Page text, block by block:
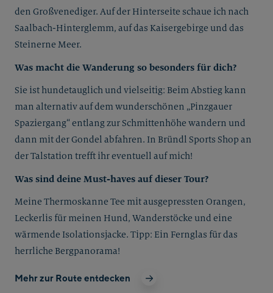
den Großvenediger. Auf der Hinterseite schaue ich nach
Saalbach-Hinterglemm, auf das Kaisergebirge und das
Steinerne Meer.
Was macht die Wanderung so besonders für dich?
Sie ist hundetauglich und vielseitig: Beim Abstieg kann
man alternativ auf dem wunderschönen „Pinzgauer
Spaziergang“ entlang zur Schmittenhöhe wandern und
dann mit der Gondel abfahren. In Bründl Sports Shop an
der Talstation trefft ihr eventuell auf mich!
Was sind deine Must-haves auf dieser Tour?
Meine Thermoskanne Tee mit ausgepressten Orangen,
Leckerlis für meinen Hund, Wanderstöcke und eine
wärmende Isolationsjacke. Tipp: Ein Fernglas für das
herrliche Bergpanorama!
Mehr zur Route entdecken